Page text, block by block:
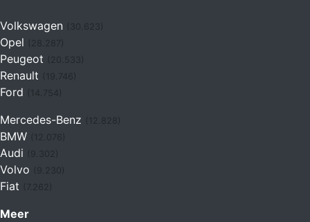
Volkswagen (30.623)
Opel
Peugeot
Renault (19.746)
Ford (14.754)
Mercedes-Benz
BMW (12.076)
Audi
Volvo
Fiat (7.262)
Meer